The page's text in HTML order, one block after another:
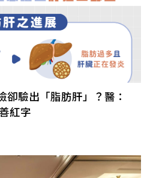
驗出「脂肪肝」？醫：
紅字